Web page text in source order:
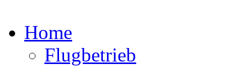
Home
Flugbetrieb